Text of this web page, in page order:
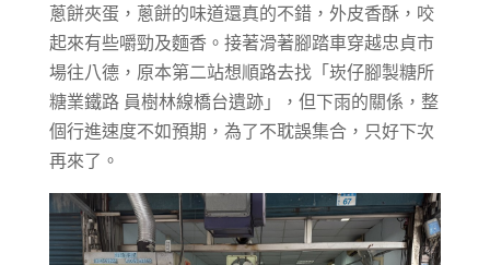
蔥餅夾蛋，蔥餅的味道還真的不錯，外皮香酥，咬
起來有些嚼勁及麵香。接著滑著腳踏車穿越忠貞市
場往八德，原本第二站想順路去找「崁仔腳製糖所
糖業鐵路 員樹林線橋台遺跡」，但下雨的關係，整
個行進速度不如預期，為了不耽誤集合，只好下次
再來了。